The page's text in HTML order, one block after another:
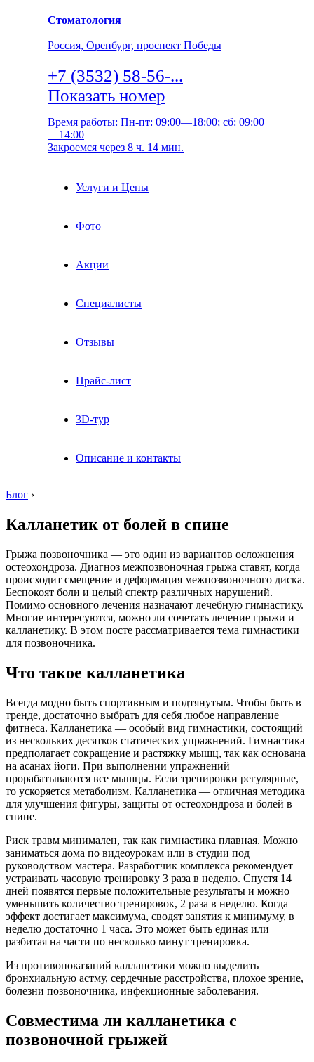
Стоматология
Россия, Оренбург, проспект Победы
+7 (3532) 58-56-...
Показать номер
Время работы: Пн-пт: 09:00—18:00; сб: 09:00
—14:00
Закроемся через 8 ч. 14 мин.
Услуги и Цены
Фото
Акции
Специалисты
Отзывы
Прайс-лист
3D-тур
Описание и контакты
Блог ›
Калланетик от болей в спине
Грыжа позвоночника — это один из вариантов осложнения
остеохондроза. Диагноз межпозвоночная грыжа ставят, когда
происходит смещение и деформация межпозвоночного диска.
Беспокоят боли и целый спектр различных нарушений.
Помимо основного лечения назначают лечебную гимнастику.
Многие интересуются, можно ли сочетать лечение грыжи и
калланетику. В этом посте рассматривается тема гимнастики
для позвоночника.
Что такое калланетика
Всегда модно быть спортивным и подтянутым. Чтобы быть в
тренде, достаточно выбрать для себя любое направление
фитнеса. Калланетика — особый вид гимнастики, состоящий
из нескольких десятков статических упражнений. Гимнастика
предполагает сокращение и растяжку мышц, так как основана
на асанах йоги. При выполнении упражнений
прорабатываются все мышцы. Если тренировки регулярные,
то ускоряется метаболизм. Калланетика — отличная методика
для улучшения фигуры, защиты от остеохондроза и болей в
спине.
Риск травм минимален, так как гимнастика плавная. Можно
заниматься дома по видеоурокам или в студии под
руководством мастера. Разработчик комплекса рекомендует
устраивать часовую тренировку 3 раза в неделю. Спустя 14
дней появятся первые положительные результаты и можно
уменьшить количество тренировок, 2 раза в неделю. Когда
эффект достигает максимума, сводят занятия к минимуму, в
неделю достаточно 1 часа. Это может быть единая или
разбитая на части по несколько минут тренировка.
Из противопоказаний калланетики можно выделить
бронхиальную астму, сердечные расстройства, плохое зрение,
болезни позвоночника, инфекционные заболевания.
Совместима ли калланетика с
позвоночной грыжей